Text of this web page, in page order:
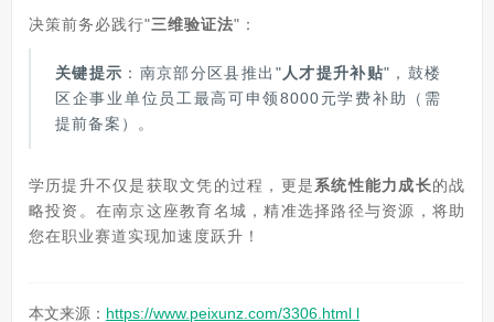
决策前务必践行"三维验证法"：
关键提示 ：南京部分区县推出" 人才提升补贴"，鼓楼
区企事业单位员工最高可申领8000元学费补助（需
提前备案）。
学历提升不仅是获取文凭的过程，更是系统性能力成长的战
略投资。在南京这座教育名城，精准选择路径与资源，将助
您在职业赛道实现加速度跃升！
本文来源： https://www.peixunz.com/3306.html l